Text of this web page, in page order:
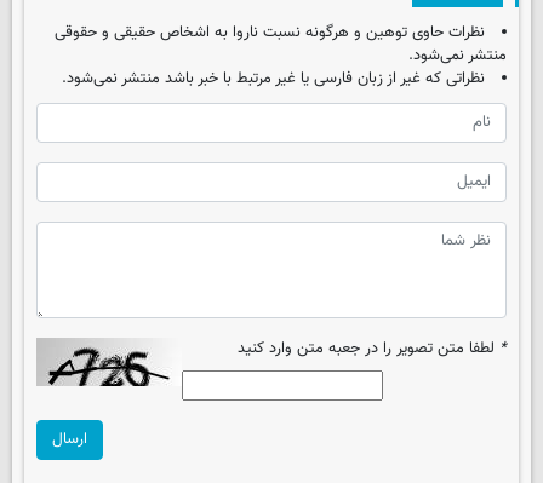
نظرات حاوی توهین و هرگونه نسبت ناروا به اشخاص حقیقی و حقوقی
منتشر نمی‌شود.
نظراتی که غیر از زبان فارسی یا غیر مرتبط با خبر باشد منتشر نمی‌شود.
* لطفا متن تصویر را در جعبه متن وارد کنید
ارسال